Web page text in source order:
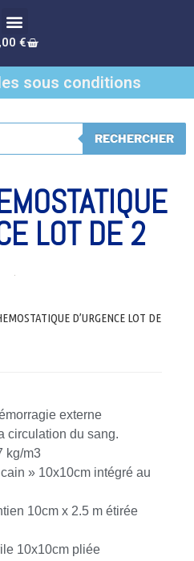
€
sous conditions
RECHERCHER
LOT DE 2
D’URGENCE LOT DE
externe
circulation du sang.
kg/m3
» 10x10cm intégré au
10cm x 2.5 m étirée
10x10cm pliée